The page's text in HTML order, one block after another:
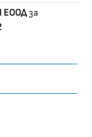
ЕООДза